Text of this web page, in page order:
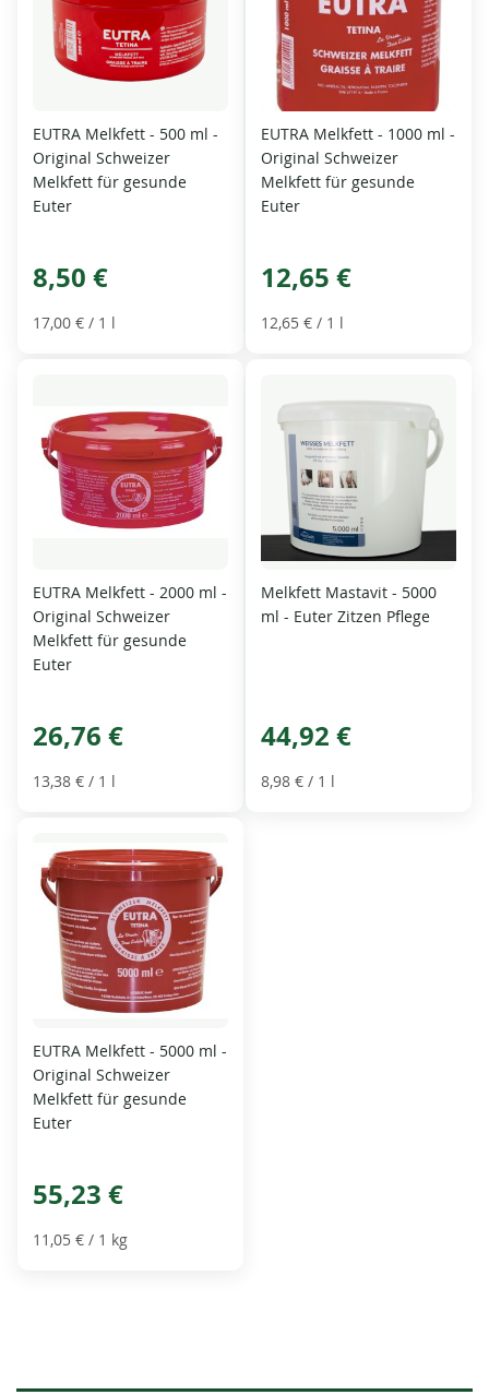
EUTRA Melkfett - 500 ml -
Original Schweizer
Melkfett für gesunde
Euter
8,50 €
17,00 € / 1 l
EUTRA Melkfett - 1000 ml -
Original Schweizer
Melkfett für gesunde
Euter
12,65 €
12,65 € / 1 l
EUTRA Melkfett - 2000 ml -
Original Schweizer
Melkfett für gesunde
Euter
26,76 €
13,38 € / 1 l
Melkfett Mastavit - 5000
ml - Euter Zitzen Pflege
44,92 €
8,98 € / 1 l
EUTRA Melkfett - 5000 ml -
Original Schweizer
Melkfett für gesunde
Euter
55,23 €
11,05 € / 1 kg